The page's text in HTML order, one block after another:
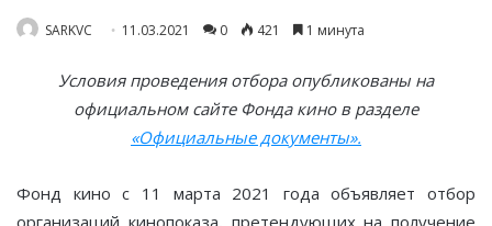
SARKVC 11.03.2021 0 421 1 минута
Условия проведения отбора опубликованы на
официальном сайте Фонда кино в разделе
«Официальные документы».
Фонд кино с 11 марта 2021 года объявляет отбор
организаций кинопоказа, претендующих на получение